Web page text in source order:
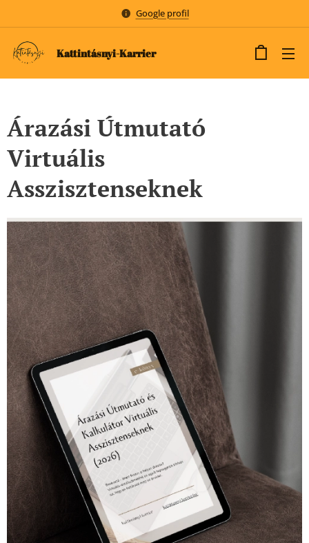
Google profil
Kattintásnyi-Karrier
Árazási Útmutató
Virtuális
Asszisztenseknek